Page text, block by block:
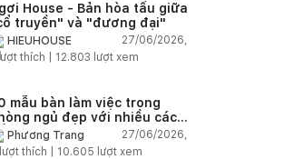
House - Bản hòa tấu giữa
truyền" và "đương đại"
HIEUHOUSE
27/06/2026,
thích | 12.803 lượt xem
mẫu bàn làm việc trong
ngủ đẹp với nhiều cách
trí thông minh cho mọi diện
Phương Trang
27/06/2026,
lượt thích | 10.605 lượt xem